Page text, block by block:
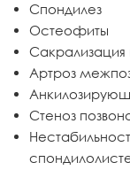
Спондилез
Остеофиты
Артроз
Стеноз